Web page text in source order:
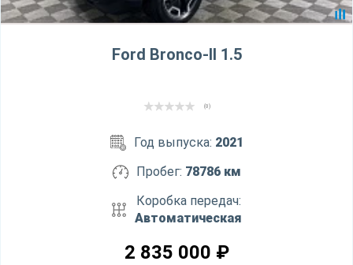
Ford Bronco-II 1.5
(0)
Год выпуска: 2021
Пробег: 78786 км
Коробка передач:
Автоматическая
2 835 000 ₽